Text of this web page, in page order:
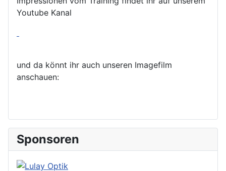
Youtube Kanal
und da könnt ihr auch unseren Imagefilm
anschauen:
Sponsoren